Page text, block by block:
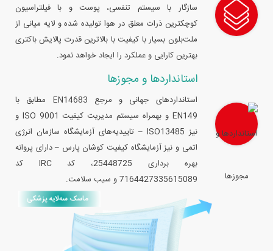
سازگار با سیستم تنفسی، پوست و با فیلتراسیون
کوچکترین ذرات معلق در هوا تولیده شده و لایه میانی از
ملت‌بلون بسیار با کیفیت با بالاترین قدرت پالایش باکتری
بهترین کارایی و عملکرد را ایجاد خواهد نمود.
استانداردها و مجوزها
استانداردهای جهانی و مرجع EN14683 مطابق با
EN149 و بهمراه سیستم مدیریت کیفیت ISO 9001 و
نیز ISO13485 – تاییدیه‌‌های آزمایشگاه سازمان انرژی
اتمی و نیز آزمایشگاه کیفیت کوشان پارس – دارای پروانه
بهره برداری 25448725، کد IRC کد
7164427335615089 و سیب سلامت.